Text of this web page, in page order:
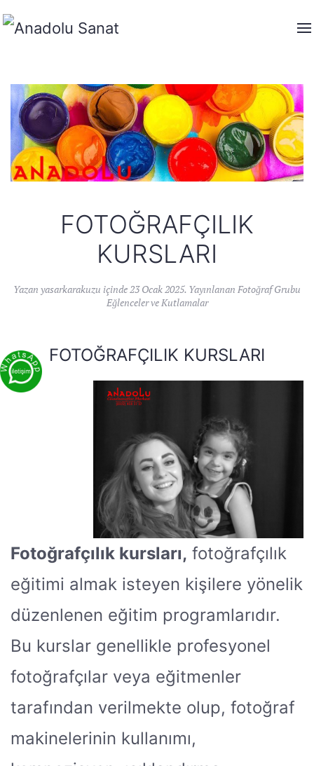
FOTOĞRAFÇILIK
KURSLARI
Yazan yasarkarakuzu içinde23 Ocak 2025. Yayınlanan Fotoğraf Grubu
Eğlenceler ve Kutlamalar
FOTOĞRAFÇILIK KURSLARI
Fotoğrafçılık kursları, fotoğrafçılık
eğitimi almak isteyen kişilere yönelik
düzenlenen eğitim programlarıdır.
Bu kurslar genellikle profesyonel
fotoğrafçılar veya eğitmenler
tarafından verilmekte olup, fotoğraf
makinelerinin kullanımı,